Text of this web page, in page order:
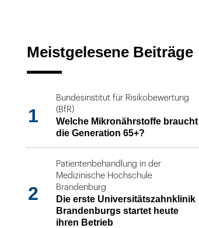
Meistgelesene Beiträge
1
Bundesinstitut für Risikobewertung
(BfR)
Welche Mikronährstoffe braucht
die Generation 65+?
2
Patientenbehandlung in der
Medizinische Hochschule
Brandenburg
Die erste Universitätszahnklinik
Brandenburgs startet heute
ihren Betrieb